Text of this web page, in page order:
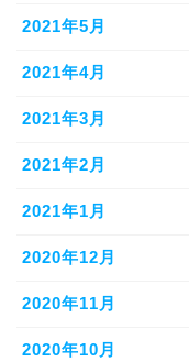
2021年5月
2021年4月
2021年3月
2021年2月
2021年1月
2020年12月
2020年11月
2020年10月